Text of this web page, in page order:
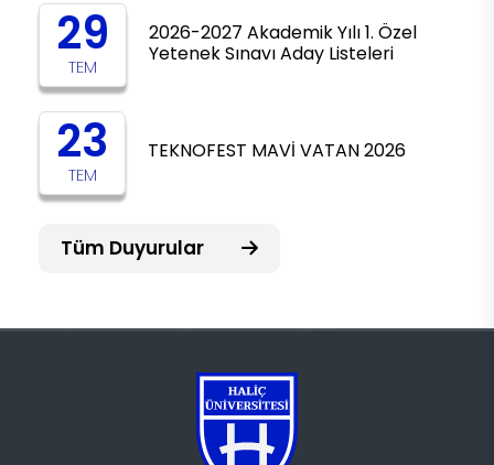
29
TEM
2026-2027 Akademik Yılı 1. Özel
Yetenek Sınavı Aday Listeleri
23
TEM
TEKNOFEST MAVİ VATAN 2026
Tüm Duyurular